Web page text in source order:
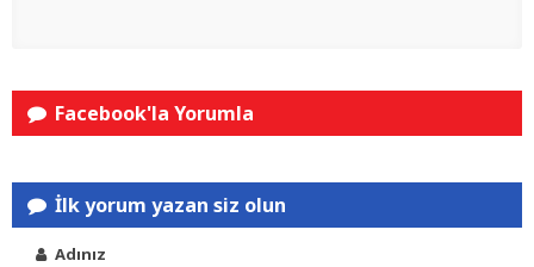
Facebook'la Yorumla
İlk yorum yazan siz olun
Adınız